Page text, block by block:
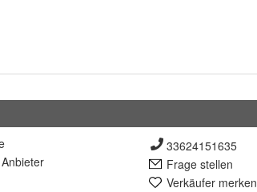
33624151635
Frage stellen
Verkäufer merken